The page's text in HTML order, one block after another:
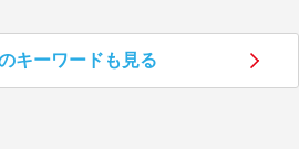
説明会を探す
インターンを探す
キーワードも見る